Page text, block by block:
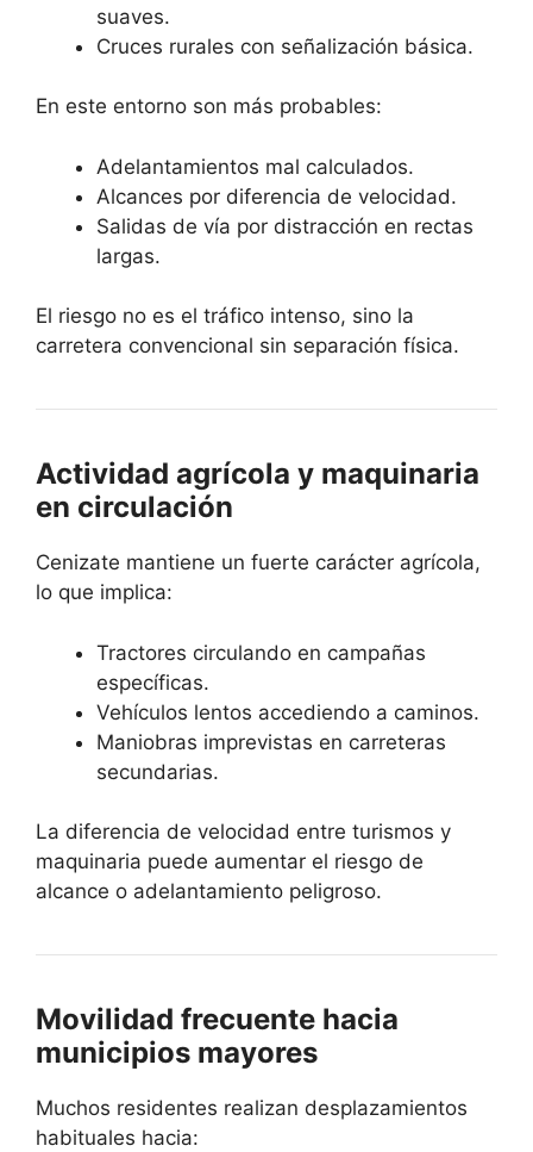
suaves.
Cruces rurales con señalización básica.
En este entorno son más probables:
Adelantamientos mal calculados.
Alcances por diferencia de velocidad.
Salidas de vía por distracción en rectas
largas.
El riesgo no es el tráfico intenso, sino la
carretera convencional sin separación física.
Actividad agrícola y maquinaria
en circulación
Cenizate mantiene un fuerte carácter agrícola,
lo que implica:
Tractores circulando en campañas
específicas.
Vehículos lentos accediendo a caminos.
Maniobras imprevistas en carreteras
secundarias.
La diferencia de velocidad entre turismos y
maquinaria puede aumentar el riesgo de
alcance o adelantamiento peligroso.
Movilidad frecuente hacia
municipios mayores
Muchos residentes realizan desplazamientos
habituales hacia: